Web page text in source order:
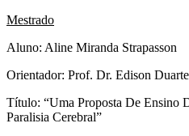
Mestrado
Aluno: Aline Miranda Strapasson
Orientador: Prof. Dr. Edison Duarte
Título: “Uma Proposta De Ensino
Paralisia Cerebral”